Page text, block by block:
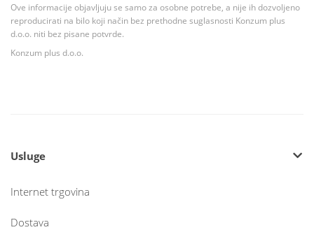
Ove informacije objavljuju se samo za osobne potrebe, a nije ih dozvoljeno
reproducirati na bilo koji način bez prethodne suglasnosti Konzum plus
d.o.o. niti bez pisane potvrde.
Konzum plus d.o.o.
Usluge
Internet trgovina
Dostava